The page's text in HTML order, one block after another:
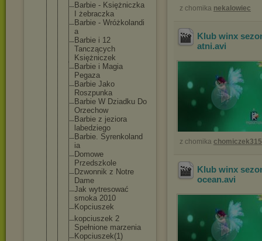
Barbie - Księżniczka
I żebraczka
Barbie - Wróżkolandi
a
Barbie i 12
Tanczących
Księżniczek
Barbie i Magia
Pegaza
Barbie Jako
Roszpunka
Barbie W Dziadku Do
Orzechow
Barbie z jeziora
labedziego
Barbie. Syrenkoland
ia
Domowe
Przedszkole
Dzwonnik z Notre
Dame
Jak wytresować
smoka 2010
Kopciuszek
kopciuszek 2
Spełnione marzenia
Kopciuszek(1)
z chomika nekalowiec
Klub winx
atni.avi
z chomika
Klub winx
ocean.avi